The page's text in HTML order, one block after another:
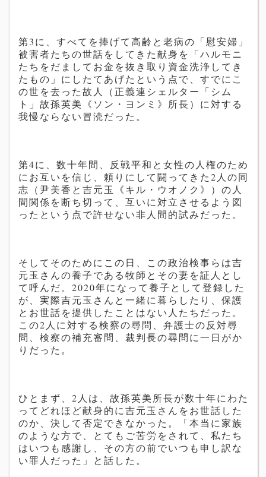
第3に、すべてを捧げて高齢と老病の「慰安婦」
被害者たちの世話をしてきた献身を「ハルモニ
たちをだましてお金を抜き取り資金洗浄してき
たもの」にしたてあげたという点で、すでにこ
の世を去った故人（正義連シェルター「シム
ト」故孫英美《ソン・ヨンミ 》 所長）に対する
我慢ならない冒涜だった。
第4に、数十年間、反戦平和と女性の人権のため
にお互いを信じ、頼りにして闘ってきた2人の同
志（尹美香と吉元玉《キル・ウオノク》）の人
間関係を断ち切って、互いに対立させるよう図
ったという点で許せない非人間的試みだった。
そしてそのためにこの日、この政治検事らは吉
元玉さんの養子である牧師とその妻を証人とし
て呼んだ。 2020年になって養子として登録した
が、実際吉元玉 さんと一緒に暮らしたり、保護
とお世話を提供したことはない人たちだった。
この2人に対する検察の尋問、弁護士の反対尋
問、検察の補充審問、裁判長の尋問に一日がか
りだった。
ひとまず、2人は、故孫英美所長が数十年にわた
ってどれほど献身的に吉元玉 さんをお世話した
のか、決して否定できなかった。「本当に家族
のような方で、とてもご苦労をされて、私たち
はいつも感謝し、その方の前でいつも申し訳な
い罪人だった」と話した。